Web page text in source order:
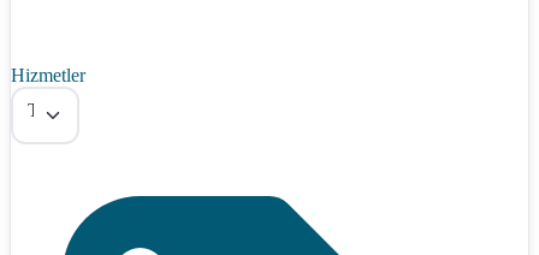
Hizmetler
Tümü